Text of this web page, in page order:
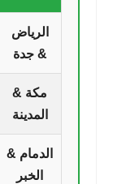
الرياض
& جدة
مكة &
المدينة
الدمام &
الخبر